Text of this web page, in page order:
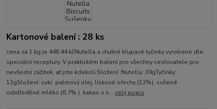
Kartonové balení : 28 ks
cena za 1 kg je 448.44 kčNutella a chutné křupavé tyčinky vyrobené dle
speciální receptury. V praktickém balení pro všechny cestovatele pro
nevšední zážitek, ať jste kdekoli.Složení :Nutella: 39gTyčinky:
13gSložení: cukr, palmový olej, lískové ořechy (13%), sušené
odstředěné mléko (8,7% ), kakao s n... celý popis